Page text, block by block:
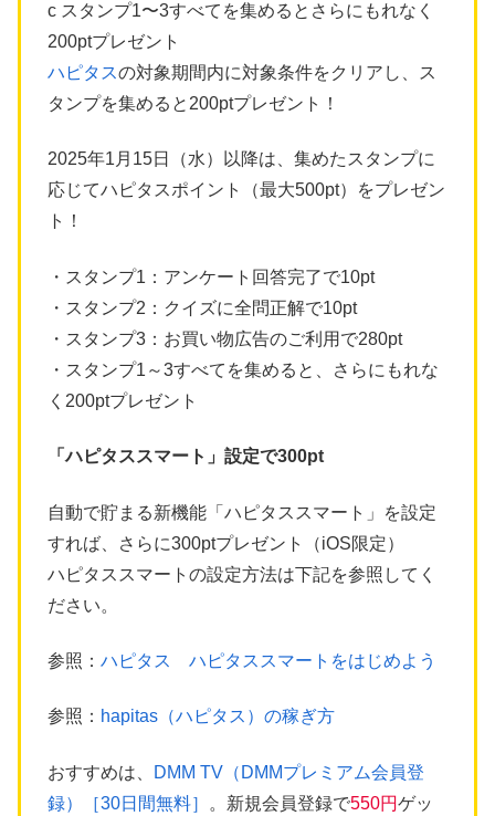
c スタンプ1〜3すべてを集めるとさらにもれなく
200ptプレゼント
ハピタスの対象期間内に対象条件をクリアし、ス
タンプを集めると200ptプレゼント！
2025年1月15日（水）以降は、集めたスタンプに
応じてハピタスポイント（最大500pt）をプレゼン
ト！
・スタンプ1：アンケート回答完了で10pt
・スタンプ2：クイズに全問正解で10pt
・スタンプ3：お買い物広告のご利用で280pt
・スタンプ1～3すべてを集めると、さらにもれな
く200ptプレゼント
「ハピタススマート」設定で300pt
自動で貯まる新機能「ハピタススマート」を設定
すれば、さらに300ptプレゼント（iOS限定）
ハピタススマートの設定方法は下記を参照してく
ださい。
参照： ハピタス ハピタススマートをはじめよう
参照： hapitas（ハピタス）の稼ぎ方
おすすめは、
DMM TV（DMMプレミアム会員登
録）［30日間無料］
。新規会員登録で550円ゲッ